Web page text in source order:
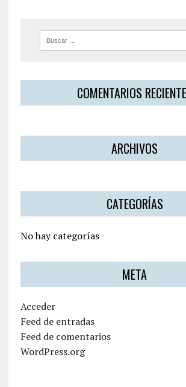
COMENTARIOS
ARCHIVOS
CATEGORÍAS
No hay categorías
META
Acceder
Feed de entradas
Feed de comentarios
WordPress.org